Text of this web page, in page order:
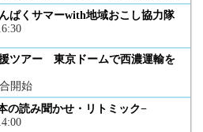
くサマーwith地域おこし協力隊
ツアー 東京ドームで西濃運輸を
開始
の読み聞かせ・リトミック−